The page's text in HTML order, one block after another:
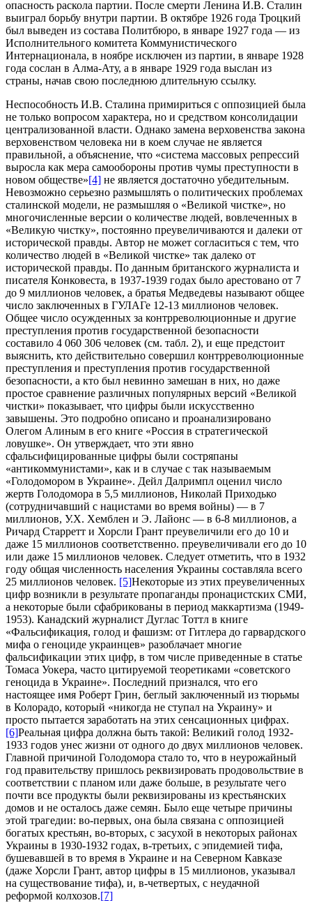
опасность раскола партии. После смерти Ленина И.В. Сталин
выиграл борьбу внутри партии. В октябре 1926 года Троцкий
был выведен из состава Политбюро, в январе 1927 года — из
Исполнительного комитета Коммунистического
Интернационала, в ноябре исключен из партии, в январе 1928
года сослан в Алма-Ату, а в январе 1929 года выслан из
страны, начав свою последнюю длительную ссылку.
Неспособность И.В. Сталина примириться с оппозицией была
не только вопросом характера, но и средством консолидации
централизованной власти. Однако замена верховенства закона
верховенством человека ни в коем случае не является
правильной, а объяснение, что «система массовых репрессий
выросла как мера самообороны против чумы преступности в
новом обществе»[4] не является достаточно убедительным.
Невозможно серьезно размышлять о политических проблемах
сталинской модели, не размышляя о «Великой чистке», но
многочисленные версии о количестве людей, вовлеченных в
«Великую чистку», постоянно преувеличиваются и далеки от
исторической правды. Автор не может согласиться с тем, что
количество людей в «Великой чистке» так далеко от
исторической правды. По данным британского журналиста и
писателя Конковеста, в 1937-1939 годах было арестовано от 7
до 9 миллионов человек, а братья Медведевы называют общее
число заключенных в ГУЛАГе 12-13 миллионов человек.
Общее число осужденных за контрреволюционные и другие
преступления против государственной безопасности
составило 4 060 306 человек (см. табл. 2), и еще предстоит
выяснить, кто действительно совершил контрреволюционные
преступления и преступления против государственной
безопасности, а кто был невинно замешан в них, но даже
простое сравнение различных популярных версий «Великой
чистки» показывает, что цифры были искусственно
завышены. Это подробно описано и проанализировано
Олегом Алиным в его книге «Россия в стратегической
ловушке». Он утверждает, что эти явно
сфальсифицированные цифры были состряпаны
«антикоммунистами», как и в случае с так называемым
«Голодомором в Украине». Дейл Далримпл оценил число
жертв Голодомора в 5,5 миллионов, Николай Приходько
(сотрудничавший с нацистами во время войны) — в 7
миллионов, У.Х. Хемблен и Э. Лайонс — в 6-8 миллионов, а
Ричард Старретт и Хорсли Грант преувеличили его до 10 и
даже 15 миллионов соответственно. преувеличивали его до 10
или даже 15 миллионов человек. Следует отметить, что в 1932
году общая численность населения Украины составляла всего
25 миллионов человек. [5]Некоторые из этих преувеличенных
цифр возникли в результате пропаганды пронацистских СМИ,
а некоторые были сфабрикованы в период маккартизма (1949-
1953). Канадский журналист Дуглас Тоттл в книге
«Фальсификация, голод и фашизм: от Гитлера до гарвардского
мифа о геноциде украинцев» разоблачает многие
фальсификации этих цифр, в том числе приведенные в статье
Томаса Уокера, часто цитируемой теоретиками «советского
геноцида в Украине». Последний признался, что его
настоящее имя Роберт Грин, беглый заключенный из тюрьмы
в Колорадо, который «никогда не ступал на Украину» и
просто пытается заработать на этих сенсационных цифрах.
[6]Реальная цифра должна быть такой: Великий голод 1932-
1933 годов унес жизни от одного до двух миллионов человек.
Главной причиной Голодомора стало то, что в неурожайный
год правительству пришлось реквизировать продовольствие в
соответствии с планом или даже больше, в результате чего
почти все продукты были реквизированы из крестьянских
домов и не осталось даже семян. Было еще четыре причины
этой трагедии: во-первых, она была связана с оппозицией
богатых крестьян, во-вторых, с засухой в некоторых районах
Украины в 1930-1932 годах, в-третьих, с эпидемией тифа,
бушевавшей в то время в Украине и на Северном Кавказе
(даже Хорсли Грант, автор цифры в 15 миллионов, указывал
на существование тифа), и, в-четвертых, с неудачной
реформой колхозов.[7]